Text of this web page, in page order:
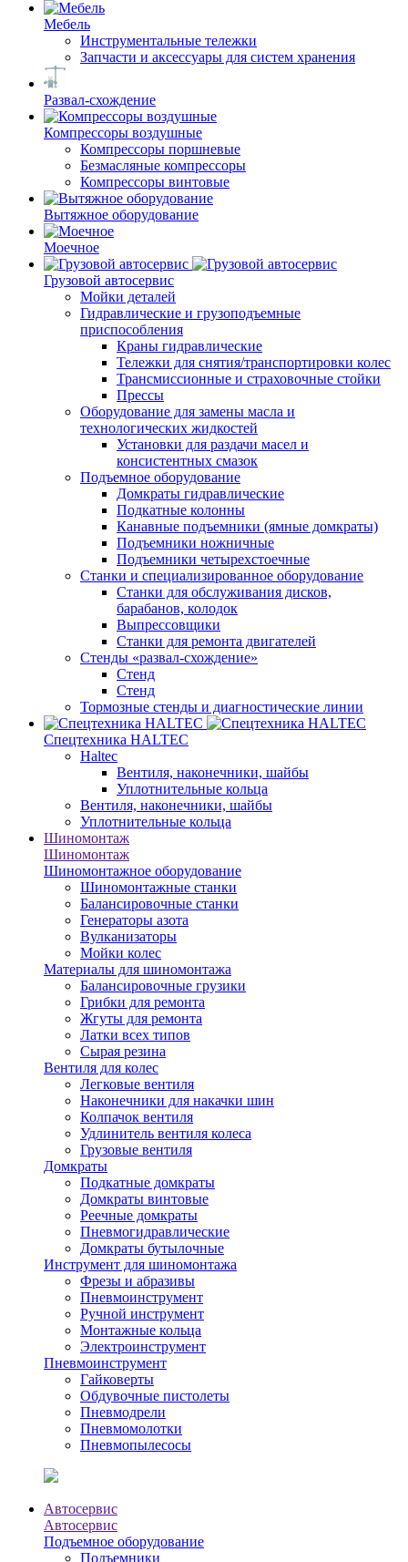
Мебель
Инструментальные тележки
Запчасти и аксессуары для систем хранения
Развал-схождение
Компрессоры воздушные
Компрессоры поршневые
Безмасляные компрессоры
Компрессоры винтовые
Вытяжное оборудование
Моечное
Грузовой автосервис
Мойки деталей
Гидравлические и грузоподъемные
приспособления
Краны гидравлические
Тележки для снятия/транспортировки колес
Трансмиссионные и страховочные стойки
Прессы
Оборудование для замены масла и
технологических жидкостей
Установки для раздачи масел и
консистентных смазок
Подъемное оборудование
Домкраты гидравлические
Подкатные колонны
Канавные подъемники (ямные домкраты)
Подъемники ножничные
Подъемники четырехстоечные
Станки и специализированное оборудование
Станки для обслуживания дисков,
барабанов, колодок
Выпрессовщики
Станки для ремонта двигателей
Стенды «развал-схождение»
Стенд
Стенд
Тормозные стенды и диагностические линии
Спецтехника HALTEC
Haltec
Вентиля, наконечники, шайбы
Уплотнительные кольца
Вентиля, наконечники, шайбы
Уплотнительные кольца
Шиномонтаж
Шиномонтаж
Шиномонтажное оборудование
Шиномонтажные станки
Балансировочные станки
Генераторы азота
Вулканизаторы
Мойки колес
Материалы для шиномонтажа
Балансировочные грузики
Грибки для ремонта
Жгуты для ремонта
Латки всех типов
Сырая резина
Вентиля для колес
Легковые вентиля
Наконечники для накачки шин
Колпачок вентиля
Удлинитель вентиля колеса
Грузовые вентиля
Домкраты
Подкатные домкраты
Домкраты винтовые
Реечные домкраты
Пневмогидравлические
Домкраты бутылочные
Инструмент для шиномонтажа
Фрезы и абразивы
Пневмоинструмент
Ручной инструмент
Монтажные кольца
Электроинструмент
Пневмоинструмент
Гайковерты
Обдувочные пистолеты
Пневмодрели
Пневмомолотки
Пневмопылесосы
Автосервис
Автосервис
Подъемное оборудование
Подъемники